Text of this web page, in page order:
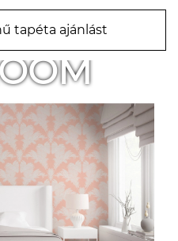
tapéta ajánlást